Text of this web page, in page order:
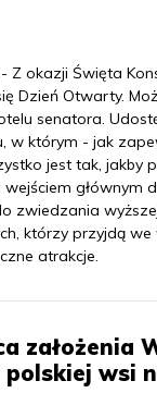
Z okazji Święta
Dzień Otwarty.
senatora.
w którym - jak
jest tak, jakby
głównym
zwiedzania
którzy przyjdą
atrakcje.
założenia
wsi